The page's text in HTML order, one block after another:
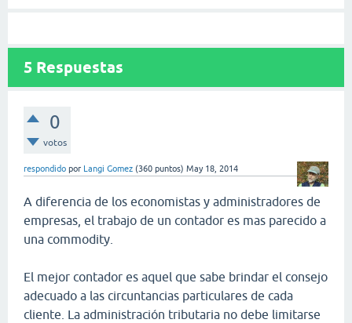
5 Respuestas
0
votos
respondido por Langi Gomez (360 puntos) May 18, 2014
A diferencia de los economistas y administradores de
empresas, el trabajo de un contador es mas parecido a
una commodity.
El mejor contador es aquel que sabe brindar el consejo
adecuado a las circuntancias particulares de cada
cliente. La administración tributaria no debe limitarse